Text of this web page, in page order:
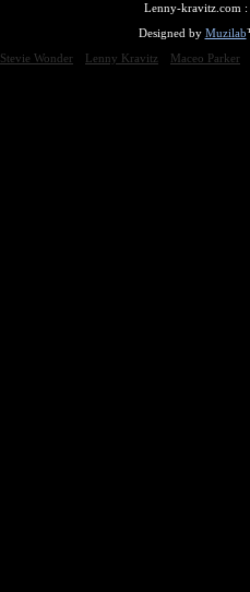
Lenny-kravitz.com :
Designed by Muzilab
Stevie Wonder
Lenny Kravitz Maceo Parker